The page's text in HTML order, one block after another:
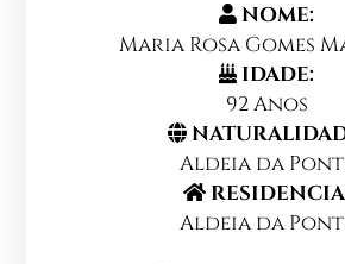
NOME:
Maria Rosa Gomes
IDADE:
92 Anos
Aldeia da
Aldeia da